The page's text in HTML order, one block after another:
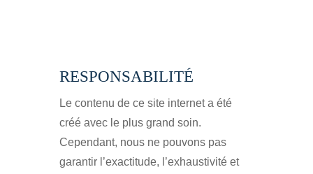
RESPONSABILITÉ
Le contenu de ce site internet a été
créé avec le plus grand soin.
Cependant, nous ne pouvons pas
garantir l’exactitude, l’exhaustivité et